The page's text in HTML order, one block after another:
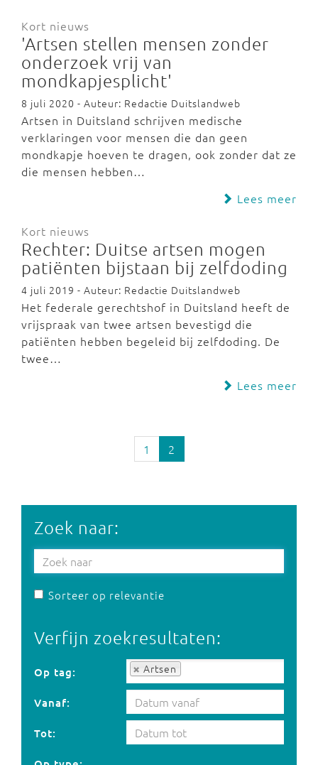
Kort nieuws
'Artsen stellen mensen zonder
onderzoek vrij van
mondkapjesplicht'
8 juli 2020 - Auteur: Redactie Duitslandweb
Artsen in Duitsland schrijven medische
verklaringen voor mensen die dan geen
mondkapje hoeven te dragen, ook zonder dat ze
die mensen hebben…
Lees meer
Kort nieuws
Rechter: Duitse artsen mogen
patiënten bijstaan bij zelfdoding
4 juli 2019 - Auteur: Redactie Duitslandweb
Het federale gerechtshof in Duitsland heeft de
vrijspraak van twee artsen bevestigd die
patiënten hebben begeleid bij zelfdoding. De
twee…
Lees meer
1 2
Zoek naar:
Sorteer op relevantie
Verfijn zoekresultaten:
Op tag: Artsen
Op tag:
Vanaf:
Tot: